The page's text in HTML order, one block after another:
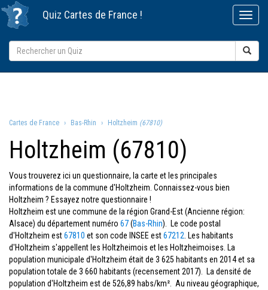
Quiz Cartes de France !
Cartes de France Bas-Rhin Holtzheim (67810)
Holtzheim (67810)
Vous trouverez ici un questionnaire, la carte et les principales
informations de la commune d'Holtzheim. Connaissez-vous bien
Holtzheim ? Essayez notre questionnaire !
Holtzheim est une commune de la région Grand-Est (Ancienne région:
Alsace) du département numéro 67(Bas-Rhin). Le code postal
d'Holtzheim est67810 et son code INSEE est67212 . Les habitants
d'Holtzheim s'appellent les Holtzheimois et les Holtzheimoises. La
population municipale d'Holtzheim était de 3 625 habitants en 2014 et sa
population totale de 3 660 habitants (recensement 2017). La densité de
population d'Holtzheim est de 526,89 habs/km². Au niveau géographique,